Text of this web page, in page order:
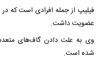
فیلیپ از جمله افرادی است که
عضویت داشت.
وی به علت دادن گاف‌های
شده است.